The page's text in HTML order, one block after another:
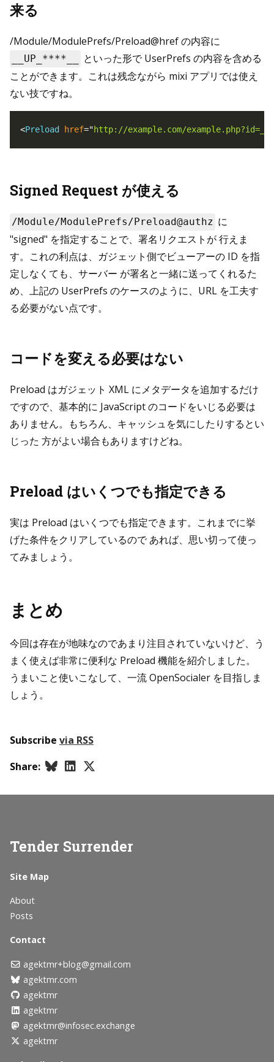
来る
/Module/ModulePrefs/Preload@href の内容に
__UP_****__
といった形で UserPrefs の内容を含める
ことができます。これは残念ながら mixi アプリでは使え
ない技ですね。
<Preload href="http://example.com/
Signed Request が使える
/Module/ModulePrefs/Preload@authz に
"signed" を指定することで、署名リクエストが 行えま
す。これの利点は、ガジェット側でビューアーの ID を指
定しなくても、サーバー が署名と一緒に送ってくれるた
め、上記の UserPrefs のケースのように、URL を工夫す
る必要がない点です。
コードを変える必要はない
Preload はガジェット XML にメタデータを追加するだけ
ですので、基本的に JavaScript のコードをいじる必要は
ありません。もちろん、キャッシュを気にしたりするとい
じった 方がよい場合もありますけどね。
Preload はいくつでも指定できる
実は Preload はいくつでも指定できます。これまでに挙
げた条件をクリアしているので あれば、思い切って使っ
てみましょう。
まとめ
今回は存在が地味なのであまり注目されていないけど、う
まく使えば非常に便利な Preload 機能を紹介しました。
うまいこと使いこなして、一流 OpenSocialer を目指しま
しょう。
Subscribe via RSS
Share:
Tender Surrender
Site Map
About
Posts
Contact
agektmr+blog@gmail.com
agektmr.com
agektmr
agektmr
agektmr@infosec.exchange
agektmr